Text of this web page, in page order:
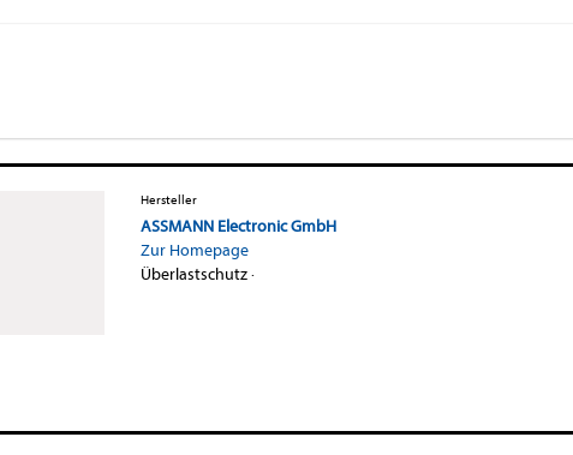
Hersteller
ASSMANN Electronic GmbH
Zur Homepage
Überlastschutz·